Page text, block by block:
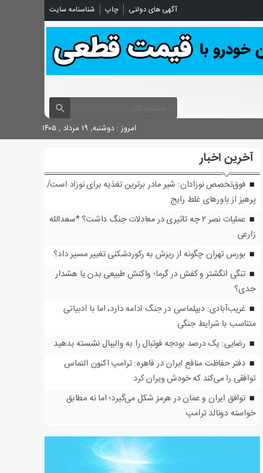
آگهی های دولتی چاپ شناسنامه سایت
امروز : دوشنبه, ۱۹ مرداد , ۱۴۰۵
آخرین اخبار
فوق‌تخصص نوزادان: شیر مادر برترین تغذیه برای نوزاد است/
پرهیز از باورهای غلط رایج
عملیات نصر ۲ چه تاثیری در معادلات جنگ داشت؟ *سعدالله
زارعی
بورس تهران چگونه از ریزش به رکوردشکنی تغییر مسیر داد؟
تنگی انگشتر و کفش در گرما؛ واکنش طبیعی بدن یا هشدار
جدی؟
غریب‌آبادی: دیپلماسی در جنگ ادامه دارد، اما با ادبیاتی
متناسب با شرایط جنگی
رضایی: یک درصد بودجه فوتبال را به والیبال نشسته بدهید
دفتر حفاظت منافع ایران در قاهره: ترامپ اکنون التماس
توافقی را می‌کند که خودش ویران کرد
توافق ایران و عمان در هرمز شکل می‌گیرد؛ اما نه مطابق
خواسته دونالد ترامپ